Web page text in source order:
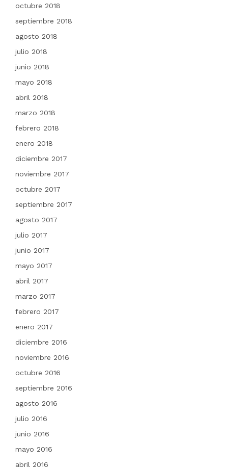
octubre 2018
septiembre 2018
agosto 2018
julio 2018
junio 2018
mayo 2018
abril 2018
marzo 2018
febrero 2018
enero 2018
diciembre 2017
noviembre 2017
octubre 2017
septiembre 2017
agosto 2017
julio 2017
junio 2017
mayo 2017
abril 2017
marzo 2017
febrero 2017
enero 2017
diciembre 2016
noviembre 2016
octubre 2016
septiembre 2016
agosto 2016
julio 2016
junio 2016
mayo 2016
abril 2016